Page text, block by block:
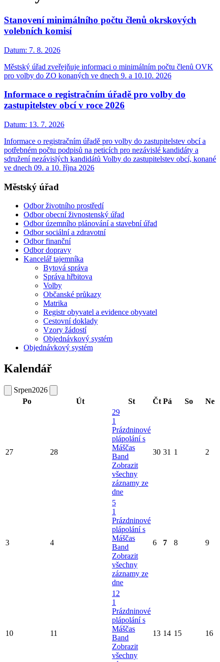
Stanovení minimálního počtu členů okrskových
volebních komisí
Datum: 7. 8. 2026
Městský úřad zveřejňuje informaci o minimálním počtu členů OVK
pro volby do ZO konaných ve dnech 9. a 10.10. 2026
Informace o registračním úřadě pro volby do
zastupitelstev obcí v roce 2026
Datum: 13. 7. 2026
Informace o registračním úřadě pro volby do zastupitelstev obcí a
potřebném počtu podpisů na peticích pro nezávislé kandidáty a
sdružení nezávislých kandidátů Volby do zastupitelstev obcí, konané
ve dnech 09. a 10. října 2026
Městský úřad
Odbor životního prostředí
Odbor obecní živnostenský úřad
Odbor územního plánování a stavební úřad
Odbor sociální a zdravotní
Odbor finanční
Odbor dopravy
Kancelář tajemníka
Bytová správa
Správa hřbitova
Volby
Občanské průkazy
Matrika
Registr obyvatel a evidence obyvatel
Cestovní doklady
Vzory žádostí
Objednávkový systém
Objednávkový systém
Kalendář
Srpen2026
Po
Út St Čt Pá So Ne
27 28
29
1
Prázdninové
plápolání s
Máščas
Band
Zobrazit
všechny
záznamy ze
dne
30 31 1 2
3 4
5
1
Prázdninové
plápolání s
Máščas
Band
Zobrazit
všechny
záznamy ze
dne
6 7 8 9
10 11
12
1
Prázdninové
plápolání s
Máščas
Band
Zobrazit
všechny
13 14 15 16